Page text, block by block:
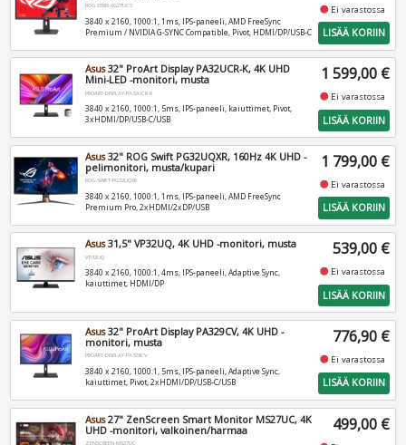
ROG-STRIX-XG27UCS
3840 x 2160, 1000:1, 1ms, IPS-paneeli, AMD FreeSync
Premium / NVIDIA G-SYNC Compatible, Pivot, HDMI/DP/USB-C
fiber_manual_record Ei varastossa
LISÄÄ KORIIN
Asus32" ProArt Display PA32UCR-K, 4K UHD
Mini-LED -monitori, musta
PROART-DISPLAY-PA32UCR-K
3840 x 2160, 1000:1, 5ms, IPS-paneeli, kaiuttimet, Pivot,
3xHDMI/DP/USB-C/USB
1 599,00 €
fiber_manual_record Ei varastossa
LISÄÄ KORIIN
Asus32" ROG Swift PG32UQXR, 160Hz 4K UHD -
pelimonitori, musta/kupari
ROG-SWIFT-PG32UQXR
3840 x 2160, 1000:1, 1ms, IPS-paneeli, AMD FreeSync
Premium Pro, 2xHDMI/2xDP/USB
1 799,00 €
fiber_manual_record Ei varastossa
LISÄÄ KORIIN
Asus31,5" VP32UQ, 4K UHD -monitori, musta
VP32UQ
3840 x 2160, 1000:1, 4ms, IPS-paneeli, Adaptive Sync,
kaiuttimet, HDMI/DP
539,00 €
fiber_manual_record Ei varastossa
LISÄÄ KORIIN
Asus32" ProArt Display PA329CV, 4K UHD -
monitori, musta
PROART-DISPLAY-PA329CV
3840 x 2160, 1000:1, 5ms, IPS-paneeli, Adaptive Sync,
kaiuttimet, Pivot, 2xHDMI/DP/USB-C/USB
776,90 €
fiber_manual_record Ei varastossa
LISÄÄ KORIIN
Asus27" ZenScreen Smart Monitor MS27UC, 4K
UHD -monitori, valkoinen/harmaa
ZENSCREEN-MS27UC
499,00 €